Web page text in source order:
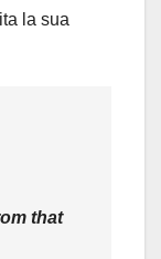
la sua
that